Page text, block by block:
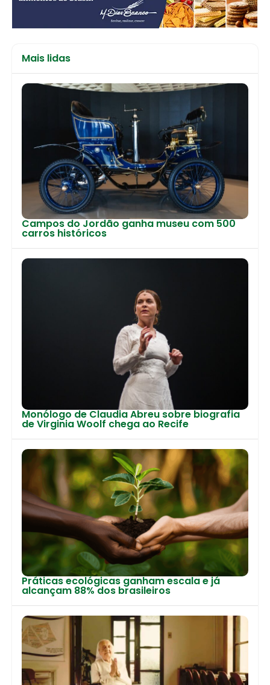
Mais lidas
Campos do Jordão ganha museu com 500
carros históricos
Monólogo de Claudia Abreu sobre biografia
de Virginia Woolf chega ao Recife
Práticas ecológicas ganham escala e já
alcançam 88% dos brasileiros